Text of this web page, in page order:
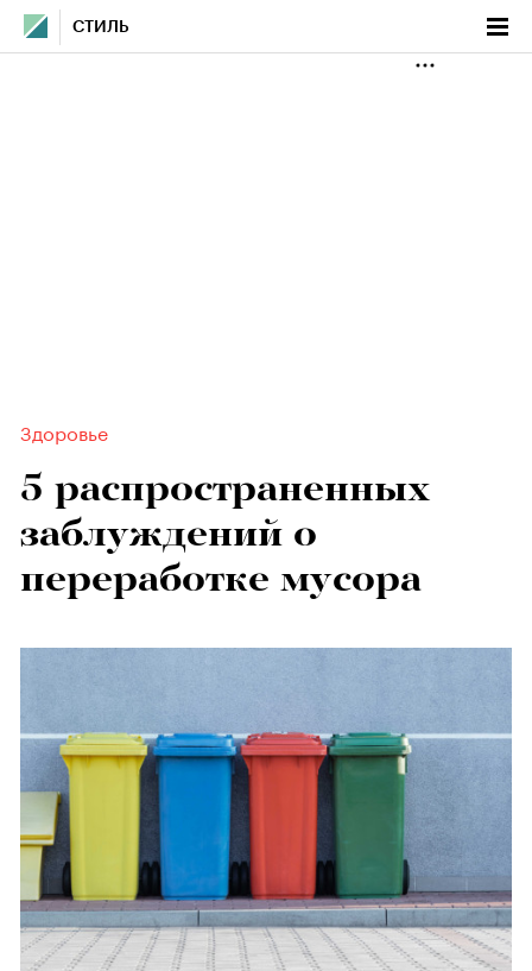
СТИЛЬ
Здоровье
5 распространенных
заблуждений о
переработке мусора